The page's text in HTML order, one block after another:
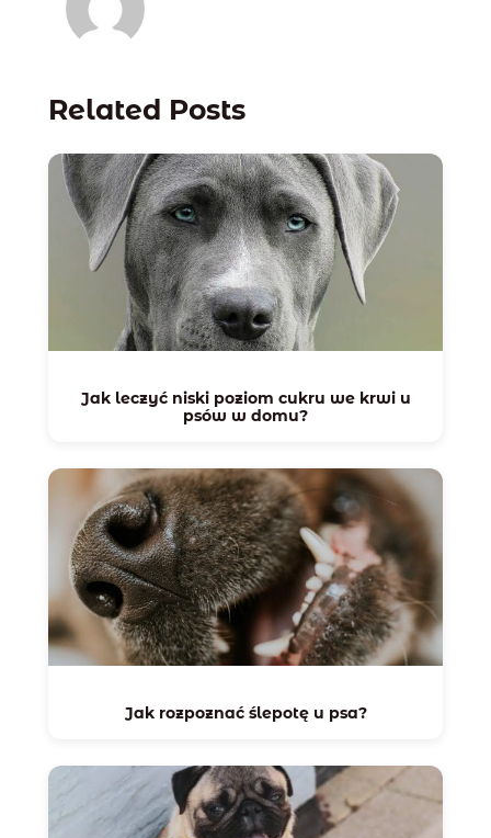
Related Posts
Jak leczyć niski poziom cukru we krwi u
psów w domu?
Jak rozpoznać ślepotę u psa?